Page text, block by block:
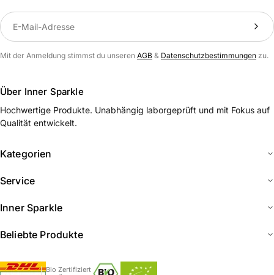
Translation missing: de.newsletter.label
Mit der Anmeldung stimmst du unseren AGB & Datenschutzbestimmungen zu.
Über Inner Sparkle
Hochwertige Produkte. Unabhängig laborgeprüft und mit Fokus auf
Qualität entwickelt.
Kategorien
Service
Inner Sparkle
Beliebte Produkte
Bio Zertifiziert